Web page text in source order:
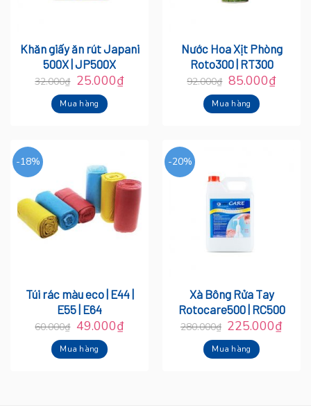
Khăn giấy ăn rút Japani
500X | JP500X
32.000₫ 25.000₫
Mua hàng
Nước Hoa Xịt Phòng
Roto300 | RT300
92.000₫ 85.000₫
Mua hàng
-18%
Túi rác màu eco | E44 |
E55 | E64
60.000₫ 49.000₫
Mua hàng
-20%
Xà Bông Rửa Tay
Rotocare500 | RC500
280.000₫ 225.000₫
Mua hàng